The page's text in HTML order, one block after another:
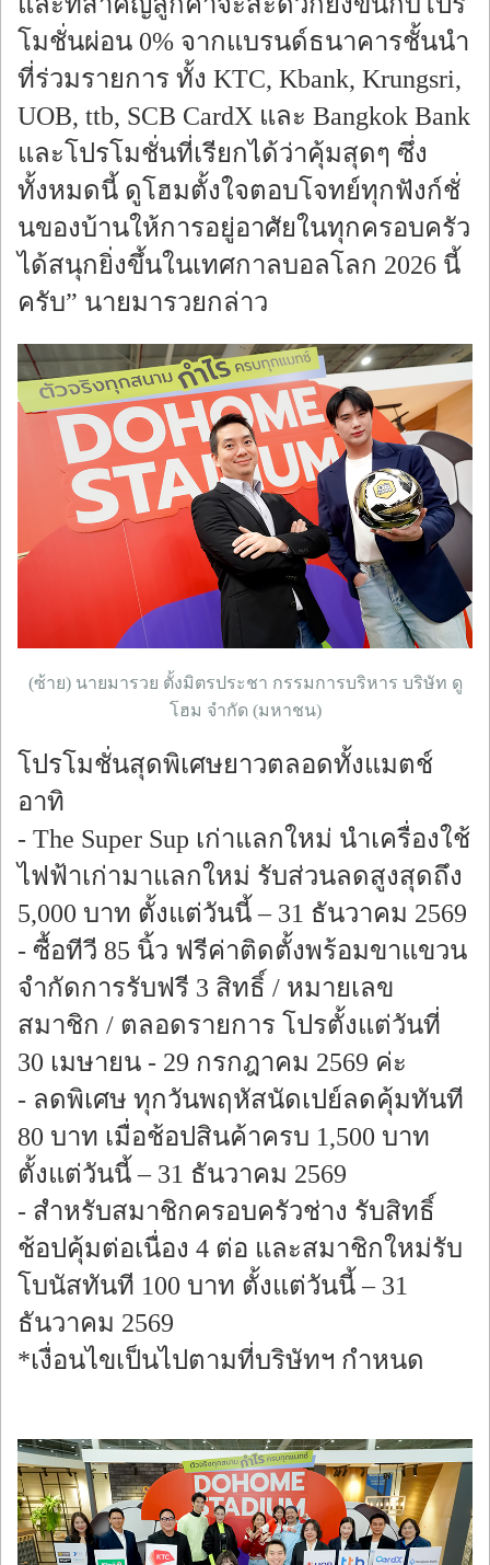
โมชั่นผ่อน 0% จากแบรนด์ธนาคารชั้นนำ
ที่ร่วมรายการ ทั้ง KTC, Kbank, Krungsri,
UOB, ttb, SCB CardX และ Bangkok Bank
และโปรโมชั่นที่เรียกได้ว่าคุ้มสุดๆ ซึ่ง
ทั้งหมดนี้ ดูโฮมตั้งใจตอบโจทย์ทุกฟังก์ชั่
นของบ้านให้การอยู่อาศัยในทุกครอบครัว
ได้สนุกยิ่งขึ้นในเทศกาลบอลโลก 2026 นี้
ครับ” นายมารวยกล่าว
(ซ้าย) นายมารวย ตั้งมิตรประชา กรรมการบริหาร บริษัท ดู
โฮม จำกัด (มหาชน)
โปรโมชั่นสุดพิเศษยาวตลอดทั้งแมตช์
อาทิ
- The Super Sup เก่าแลกใหม่ นำเครื่องใช้
ไฟฟ้าเก่ามาแลกใหม่ รับส่วนลดสูงสุดถึง
5,000 บาท ตั้งแต่วันนี้ – 31 ธันวาคม 2569
- ซื้อทีวี 85 นิ้ว ฟรีค่าติดตั้งพร้อมขาแขวน
จำกัดการรับฟรี 3 สิทธิ์ / หมายเลข
สมาชิก / ตลอดรายการ โปรตั้งแต่วันที่
30 เมษายน - 29 กรกฎาคม 2569 ค่ะ
- ลดพิเศษ ทุกวันพฤหัสนัดเปย์ลดคุ้มทันที
80 บาท เมื่อช้อปสินค้าครบ 1,500 บาท
ตั้งแต่วันนี้ – 31 ธันวาคม 2569
- สำหรับสมาชิกครอบครัวช่าง รับสิทธิ์
ช้อปคุ้มต่อเนื่อง 4 ต่อ และสมาชิกใหม่รับ
โบนัสทันที 100 บาท ตั้งแต่วันนี้ – 31
ธันวาคม 2569
*เงื่อนไขเป็นไปตามที่บริษัทฯ กำหนด